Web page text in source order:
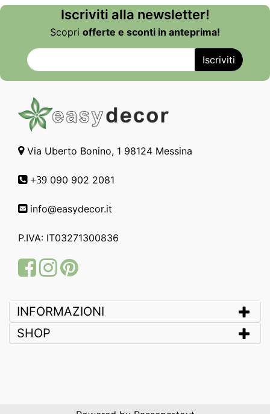
Iscriviti alla newsletter!
Scopri offerte e sconti in anteprima!
Via Uberto Bonino, 1 98124 Messina
+39 090 902 2081
info@easydecor.it
P.IVA: IT03271300836
FacebookInstagram
Pinterest
INFORMAZIONI
SHOP